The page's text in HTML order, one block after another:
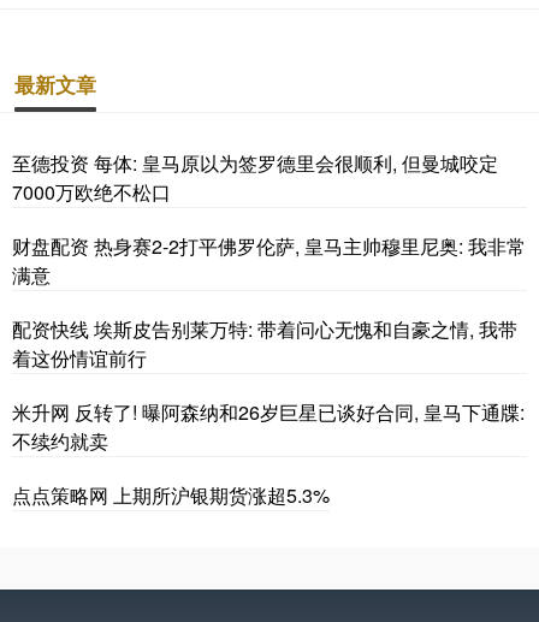
最新文章
至德投资 每体: 皇马原以为签罗德里会很顺利, 但曼城咬定
7000万欧绝不松口
财盘配资 热身赛2-2打平佛罗伦萨, 皇马主帅穆里尼奥: 我非常
满意
配资快线 埃斯皮告别莱万特: 带着问心无愧和自豪之情, 我带
着这份情谊前行
米升网 反转了! 曝阿森纳和26岁巨星已谈好合同, 皇马下通牒:
不续约就卖
点点策略网 上期所沪银期货涨超5.3%